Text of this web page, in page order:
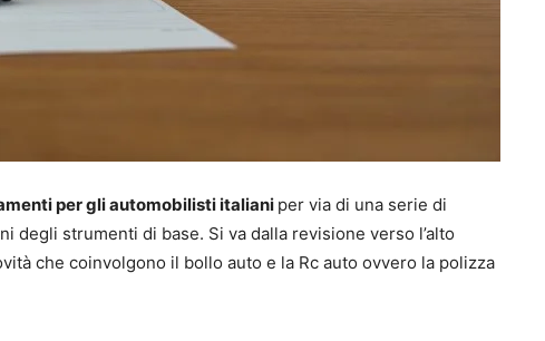
per gli automobilisti italiani per via di una serie di
degli strumenti di base. Si va dalla revisione verso l’alto
che coinvolgono il bollo auto e la Rc auto ovvero la polizza